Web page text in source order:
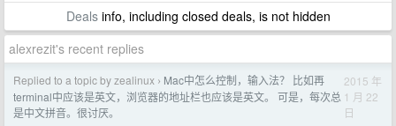
Dealsinfo, including closed deals, is not hidden
alexrezit's recent replies
Replied to a topic by zealinux › Mac中怎么控制，输入法？ 比如再
terminal中应该是英文，浏览器的地址栏也应该是英文。 可是，每次总
是中文拼音。很讨厌。
2015 年
1 月 22
日